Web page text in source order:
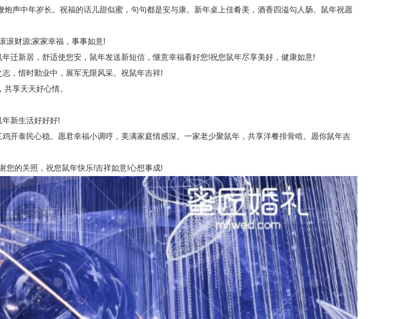
中年岁长。祝福的话儿甜似蜜，句句都是安与康。新年桌上佳肴美，酒香四溢勾人肠。鼠年祝愿
财源;家家幸福，事事如意!
新居，舒适使您安，鼠年发送新短信，惬意幸福看好您!祝您鼠年尽享美好，健康如意!
，惜时勤业中，展军无限风采。祝鼠年吉祥!
享天天好心情。
新生活好好好!
泰民心稳。愿君幸福小调哼，美满家庭情感深。一家老少聚鼠年，共享洋餐排骨啃。愿你鼠年吉
的关照，祝您鼠年快乐!吉祥如意!心想事成!